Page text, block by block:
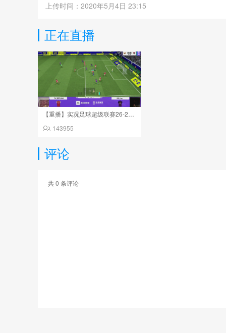
上传时间：2020年5月4日 23:15
正在直播
143955
评论
共0 条评论